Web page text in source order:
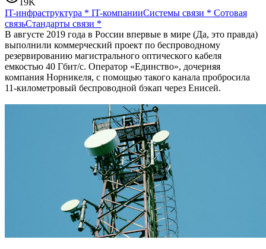
IT-инфраструктура * IT-компанииСистемы связи * Сотовая
связьСтандарты связи *
В августе 2019 года в России впервые в мире (Да, это правда)
выполнили коммерческий проект по беспроводному
резервированию магистрального оптического кабеля
емкостью 40 Гбит/с. Оператор «Единство», дочерняя
компания Норникеля, с помощью такого канала пробросила
11-километровый беспроводной бэкап через Енисей.